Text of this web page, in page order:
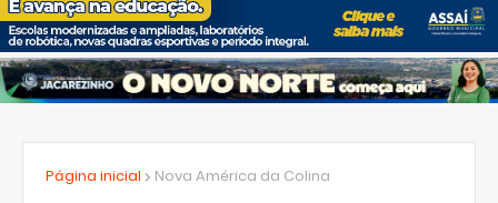
Página inicial Nova América da Colina